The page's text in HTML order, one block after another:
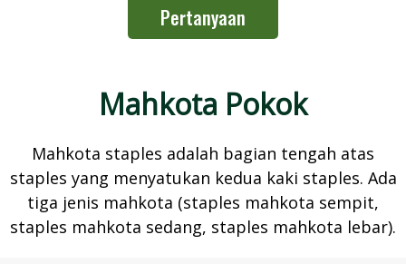
Pertanyaan
Mahkota Pokok
Mahkota staples adalah bagian tengah atas
staples yang menyatukan kedua kaki staples. Ada
tiga jenis mahkota (staples mahkota sempit,
staples mahkota sedang, staples mahkota lebar).